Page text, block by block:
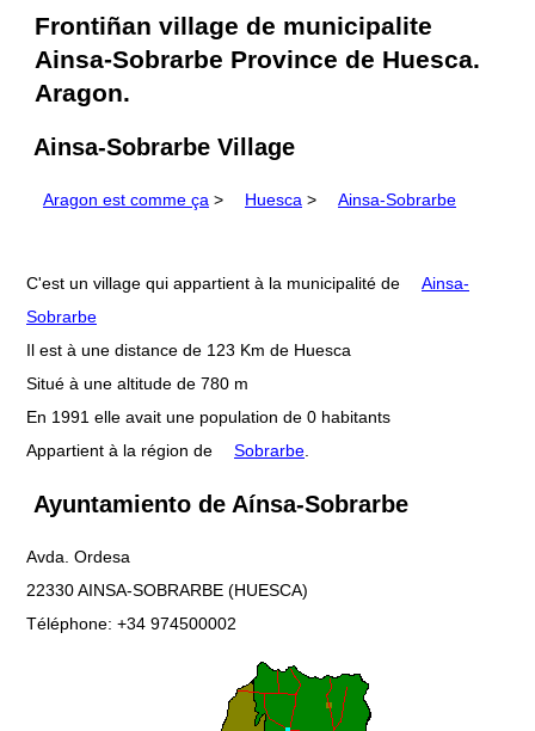
Frontiñan village de municipalite
Ainsa-Sobrarbe Province de Huesca.
Aragon.
Ainsa-Sobrarbe Village
Aragon est comme ça > Huesca > Ainsa-Sobrarbe
C'est un village qui appartient à la municipalité de
Ainsa-
Sobrarbe
Il est à une distance de 123 Km de Huesca
Situé à une altitude de 780 m
En 1991 elle avait une population de 0 habitants
Appartient à la région de
Sobrarbe
Ayuntamiento de Aínsa-Sobrarbe
Avda. Ordesa
22330 AINSA-SOBRARBE (HUESCA)
Téléphone: +34 974500002